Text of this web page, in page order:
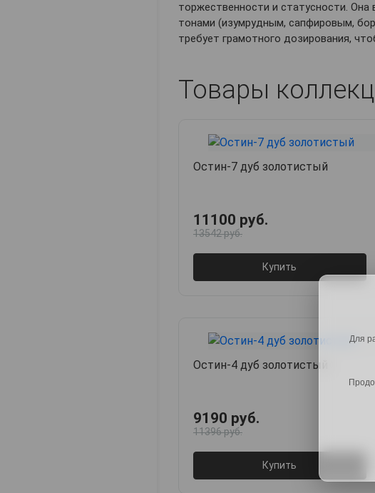
торжественности и статусности.
тонами (изумрудным, сапфировым,
требует грамотного дозирования,
Товары
Остин-7 дуб золотистый
11100 руб.
13542 руб.
Купить
Остин-4 дуб золотистый
9190 руб.
11396 руб.
Купить
Для